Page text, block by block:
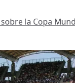
la Copa